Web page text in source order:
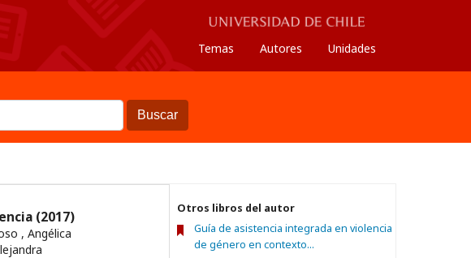
Temas Autores Unidades
Buscar
(2017)
, Angélica
Otros libros del autor
Guía de asistencia integrada en violencia
de género en contexto...